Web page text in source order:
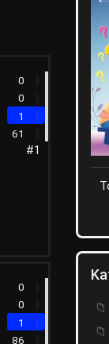
0
0
1
61
#1
0
0
1
86